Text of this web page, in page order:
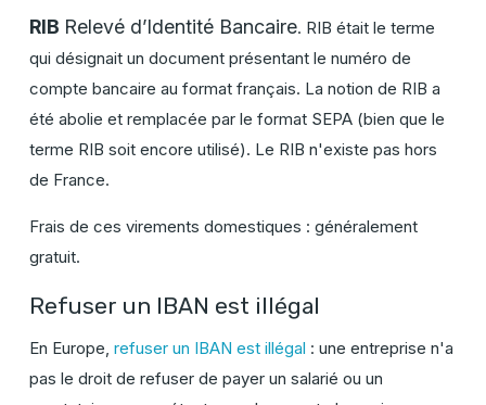
RIB Relevé d’Identité Bancaire. RIB était le terme
qui désignait un document présentant le numéro de
compte bancaire au format français. La notion de RIB a
été abolie et remplacée par le format SEPA (bien que le
terme RIB soit encore utilisé). Le RIB n'existe pas hors
de France.
Frais de ces virements domestiques : généralement
gratuit.
Refuser un IBAN est illégal
En Europe, refuser un IBAN est illégal : une entreprise n'a
pas le droit de refuser de payer un salarié ou un